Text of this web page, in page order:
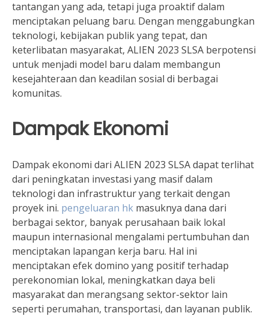
tantangan yang ada, tetapi juga proaktif dalam
menciptakan peluang baru. Dengan menggabungkan
teknologi, kebijakan publik yang tepat, dan
keterlibatan masyarakat, ALIEN 2023 SLSA berpotensi
untuk menjadi model baru dalam membangun
kesejahteraan dan keadilan sosial di berbagai
komunitas.
Dampak Ekonomi
Dampak ekonomi dari ALIEN 2023 SLSA dapat terlihat
dari peningkatan investasi yang masif dalam
teknologi dan infrastruktur yang terkait dengan
proyek ini. pengeluaran hk masuknya dana dari
berbagai sektor, banyak perusahaan baik lokal
maupun internasional mengalami pertumbuhan dan
menciptakan lapangan kerja baru. Hal ini
menciptakan efek domino yang positif terhadap
perekonomian lokal, meningkatkan daya beli
masyarakat dan merangsang sektor-sektor lain
seperti perumahan, transportasi, dan layanan publik.